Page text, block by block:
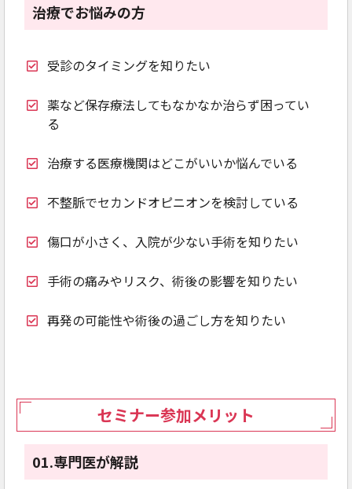
治療でお悩みの方
受診のタイミングを知りたい
薬など保存療法してもなかなか治らず困ってい
る
治療する医療機関はどこがいいか悩んでいる
不整脈でセカンドオピニオンを検討している
傷口が小さく、入院が少ない手術を知りたい
手術の痛みやリスク、術後の影響を知りたい
再発の可能性や術後の過ごし方を知りたい
セミナー参加メリット
01.専門医が解説